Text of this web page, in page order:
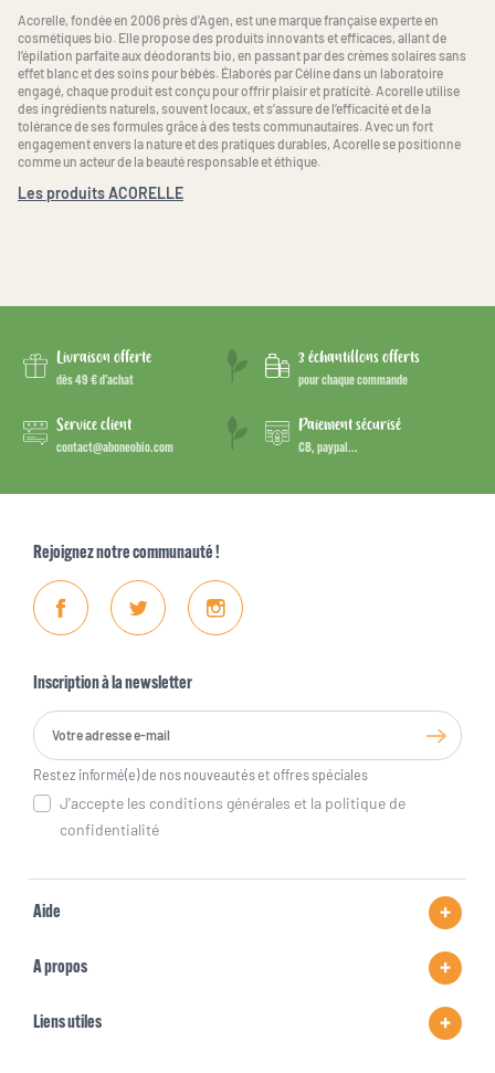
Acorelle, fondée en 2006 près d’Agen, est une marque française experte en
cosmétiques bio. Elle propose des produits innovants et efficaces, allant de
l’épilation parfaite aux déodorants bio, en passant par des crèmes solaires sans
effet blanc et des soins pour bébés. Élaborés par Céline dans un laboratoire
engagé, chaque produit est conçu pour offrir plaisir et praticité. Acorelle utilise
des ingrédients naturels, souvent locaux, et s’assure de l’efficacité et de la
tolérance de ses formules grâce à des tests communautaires. Avec un fort
engagement envers la nature et des pratiques durables, Acorelle se positionne
comme un acteur de la beauté responsable et éthique.
Les produits ACORELLE
Livraison offerte
dès 49 € d’achat
3 échantillons offerts
pour chaque commande
Service client
contact@aboneobio.com
Paiement sécurisé
CB, paypal...
Rejoignez notre communauté !
FacebookTwitter Instagram
Inscription à la newsletter
Restez informé(e) de nos nouveautés et offres spéciales
J'accepte les conditions générales et la politique de
confidentialité
Aide
A propos
Liens utiles